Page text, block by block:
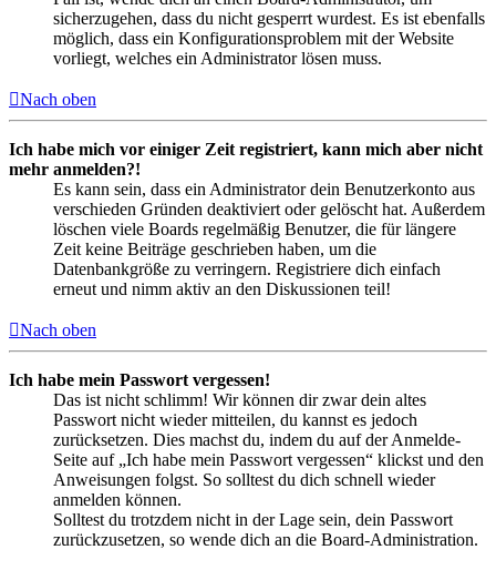
sicherzugehen, dass du nicht gesperrt wurdest. Es ist ebenfalls
möglich, dass ein Konfigurationsproblem mit der Website
vorliegt, welches ein Administrator lösen muss.
Nach oben
Ich habe mich vor einiger Zeit registriert, kann mich aber nicht
mehr anmelden?!
Es kann sein, dass ein Administrator dein Benutzerkonto aus
verschieden Gründen deaktiviert oder gelöscht hat. Außerdem
löschen viele Boards regelmäßig Benutzer, die für längere
Zeit keine Beiträge geschrieben haben, um die
Datenbankgröße zu verringern. Registriere dich einfach
erneut und nimm aktiv an den Diskussionen teil!
Nach oben
Ich habe mein Passwort vergessen!
Das ist nicht schlimm! Wir können dir zwar dein altes
Passwort nicht wieder mitteilen, du kannst es jedoch
zurücksetzen. Dies machst du, indem du auf der Anmelde-
Seite auf „Ich habe mein Passwort vergessen“ klickst und den
Anweisungen folgst. So solltest du dich schnell wieder
anmelden können.
Solltest du trotzdem nicht in der Lage sein, dein Passwort
zurückzusetzen, so wende dich an die Board-Administration.